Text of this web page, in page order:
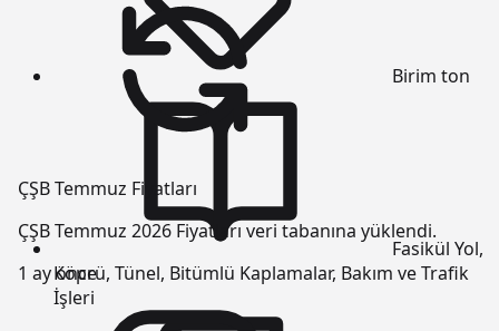
ÇŞB Temmuz Fiyatları
ÇŞB Temmuz 2026 Fiyatları veri tabanına yüklendi.
1 ay önce
Birim ton
Fasikül Yol,
Köprü, Tünel, Bitümlü Kaplamalar, Bakım ve Trafik
İşleri